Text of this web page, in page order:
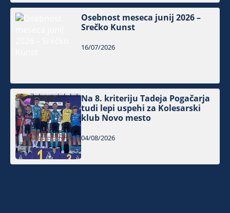
Osebnost meseca junij 2026 –
Srečko Kunst
16/07/2026
Na 8. kriteriju Tadeja Pogačarja
tudi lepi uspehi za Kolesarski
klub Novo mesto
04/08/2026